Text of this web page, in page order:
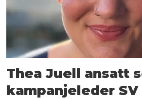
Thea Juell ansatt
kampanjeleder SV